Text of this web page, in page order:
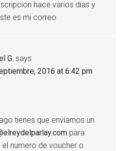
hace varios dias y
es mi correo
G. says
2016 at 6:42 pm
tienes que enviarnos un
para
numero de voucher o